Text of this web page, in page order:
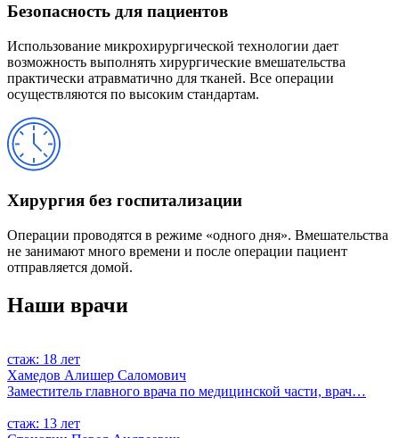
Безопасность для пациентов
Использование микрохирургической технологии дает
возможность выполнять хирургические вмешательства
практически атравматично для тканей. Все операции
осуществляются по высоким стандартам.
Хирургия без госпитализации
Операции проводятся в режиме «одного дня». Вмешательства
не занимают много времени и после операции пациент
отправляется домой.
Наши врачи
стаж: 18 лет
Хамедов Алишер Саломович
Заместитель главного врача по медицинской части, врач…
стаж: 13 лет